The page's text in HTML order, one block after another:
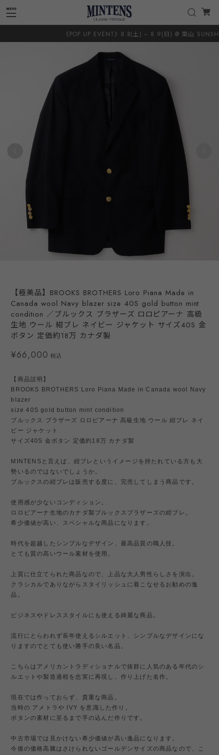
《POP UP EVENT》8.8(土) ~ 8.9(日) @ 葉山
【極美品】BROOKS BROTHERS Loro Piana Made in
Canada wool Navy blazer size 40S gold button mint
condition ／ブルックス ブラザーズ ロロピアーナ 高級
生地 ウール 紺ブレ ネイビー ジャケット サイズ40S 金
ボタン 定価約18万 カナダ製
¥66,000 税込
【商品説明】
BROOKS BROTHERS Loro Piana Made in Canada wool Navy
blazer
size 40S gold button mint condition
ブルックス ブラザーズ ロロピアーナ 高級生地 ウール 紺ブレ ネイ
ビー ジャケット
サイズ40S 金ボタン 定価約18万 カナダ製
MINTENSと言えば、紺ブレというイメージを持たれている方も大
勢いるのではないでしょうか。
ブルックスの紺ブレは販売する度に、完売してしまう商品です。
使用感が少ないコンディション。
ロロピアーナ生地のカナダ製ブルックスブラザーズの紺ブレ。
希少価値が高い、スペシャルな商品になります。
時代を超越したシンプルなデザイン、最高品質の職人技。
とても質の高いウール素材を使用。
上質に仕立てられた商品なので、上品な大人男性らしさを演出。
クラシカルでありながらスタイリッシュに着こなせるお勧めの逸
品。
ビジネスやドレススタイルにも使える綺麗な商品。
流行にとらわれず長年使えるシルエット、シンプルなデザインにな
りますのでとても使い勝手の良い名品。
こちらはアメリカントラディショナルで抜群に人気のある年代のシ
ルエットや製造過程を忠実に再現し、作り上げた名作。
現在では作っておらず、貴重な商品。
当時の アメトラや IVY を意識した作り。
ボタンの素材に至るまで手の込んだ作りです。
中古市場では見かけない希少価値が高い逸品になります。
今後の価格高騰はさけられないゴールデンサイズの商品なので、こ